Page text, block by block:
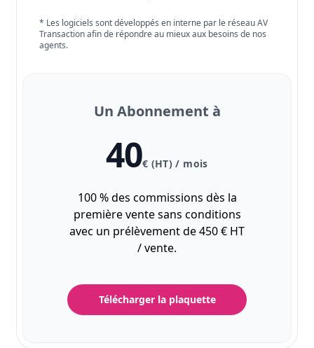
* Les logiciels sont développés en interne par le réseau AV
Transaction afin de répondre au mieux aux besoins de nos
agents.
Un Abonnement à
40€ (HT) / mois
100 % des commissions dès la
première vente sans conditions
avec un prélèvement de 450 € HT
/ vente.
Télécharger la plaquette